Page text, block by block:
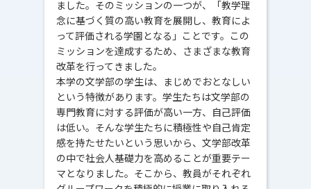
ました。そのミッションの一つが、「教学理
念に基づく質の高い教育を展開し、教育によ
って評価される学園となる」ことです。この
ミッションを達成するため、さまざまな教育
改革を行ってきました。
本学の文学部の学生は、まじめでおとなしい
という特徴があります。学生たちは文学部の
専門教育に対する評価が高い一方、自己評価
は低い。そんな学生たちに積極性や自己肯定
感を持たせたいという思いから、文学部改革
の中で社会人基礎力を高めることが重要テー
マとなりました。そこから、教員がそれぞれ